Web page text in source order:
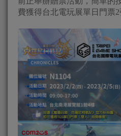
費獲得台北電玩展單日門票2